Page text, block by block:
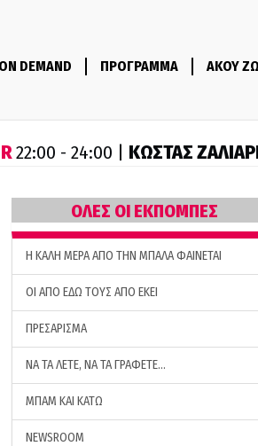
ON DEMAND ΠΡΟΓΡΑΜΜΑ ΑΚΟΥ
22:00 - 24:00 | ΚΩΣΤΑΣ
ΟΛΕΣ ΟΙ ΕΚΠΟΜΠΕΣ
H ΚΑΛΗ ΜΕΡΑ ΑΠΟ ΤΗΝ ΜΠΑΛΑ ΦΑΙΝΕΤΑΙ
ΟΙ ΑΠΟ ΕΔΩ ΤΟΥΣ ΑΠΟ ΕΚΕΙ
ΠΡΕΣΑΡΙΣΜΑ
ΝΑ ΤΑ ΛΕΤΕ, ΝΑ ΤΑ ΓΡΑΦΕΤΕ…
ΜΠΑΜ ΚΑΙ ΚΑΤΩ
NEWSROOM